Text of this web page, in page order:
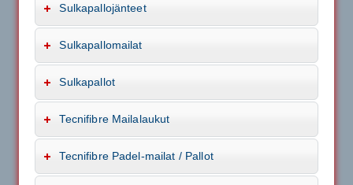
Sulkapallojänteet
Sulkapallomailat
Sulkapallot
Tecnifibre Mailalaukut
Tecnifibre Padel-mailat / Pallot